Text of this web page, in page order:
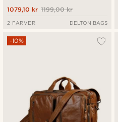
1199,00 kr
1079,10 kr
2 FARVER DELTON BAGS
-10%